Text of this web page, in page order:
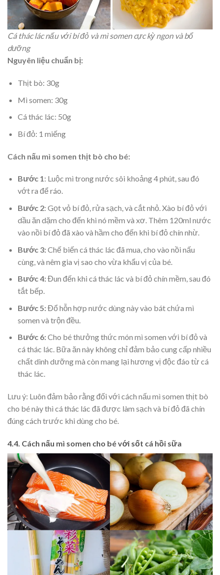
Cá thác lác nấu với bí đỏ và mì somen cực kỳ ngon và bổ
dưỡng
Nguyên liệu chuẩn bị:
Thịt bò: 30g
Mì somen: 30g
Cá thác lác: 50g
Bí đỏ: 1 miếng
Cách nấu mì somen thịt bò cho bé:
Bước 1: Luộc mì trong nước sôi khoảng 4 phút, sau đó
vớt ra để ráo.
Bước 2: Gọt vỏ bí đỏ, rửa sạch, và cắt nhỏ. Xào bí đỏ với
dầu ăn dặm cho đến khi nó mềm và xơ. Thêm 120ml nước
vào nồi bí đỏ đã xào và hầm cho đến khi bí đỏ chín nhừ.
Bước 3:Chế biến cá thác lác đã mua, cho vào nồi nấu
cùng, và nêm gia vị sao cho vừa khẩu vị của bé.
Bước 4:Đun đến khi cá thác lác và bí đỏ chín mềm, sau đó
tắt bếp.
Bước 5:Đổ hỗn hợp nước dùng này vào bát chứa mì
somen và trộn đều.
Bước 6:Cho bé thưởng thức món mì somen với bí đỏ và
cá thác lác. Bữa ăn này không chỉ đảm bảo cung cấp nhiều
chất dinh dưỡng mà còn mang lại hương vị độc đáo từ cá
thác lác.
Lưu ý: Luôn đảm bảo rằng đối với cách nấu mì somen thịt bò
cho bé này thì cá thác lác đã được làm sạch và bí đỏ đã chín
đúng cách trước khi dùng cho bé.
4.4. Cách nấu mì somen cho bé với sốt cá hồi sữa